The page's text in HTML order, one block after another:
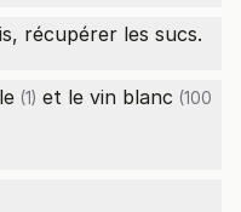
récupérer les sucs.
(1) et le vin blanc (100